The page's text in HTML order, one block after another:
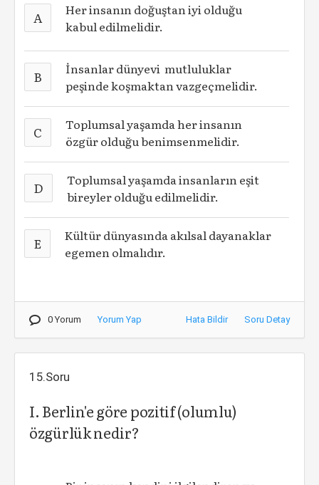
A
Her insanın doğuştan iyi olduğu
kabul edilmelidir.
B
İnsanlar dünyevi mutluluklar
peşinde koşmaktan vazgeçmelidir.
C
Toplumsal yaşamda her insanın
özgür olduğu benimsenmelidir.
D
Toplumsal yaşamda insanların eşit
bireyler olduğu edilmelidir.
E
Kültür dünyasında akılsal dayanaklar
egemen olmalıdır.
0 Yorum Yorum Yap Hata Bildir Soru Detay
15.Soru
I. Berlin'e göre pozitif (olumlu)
özgürlük nedir?